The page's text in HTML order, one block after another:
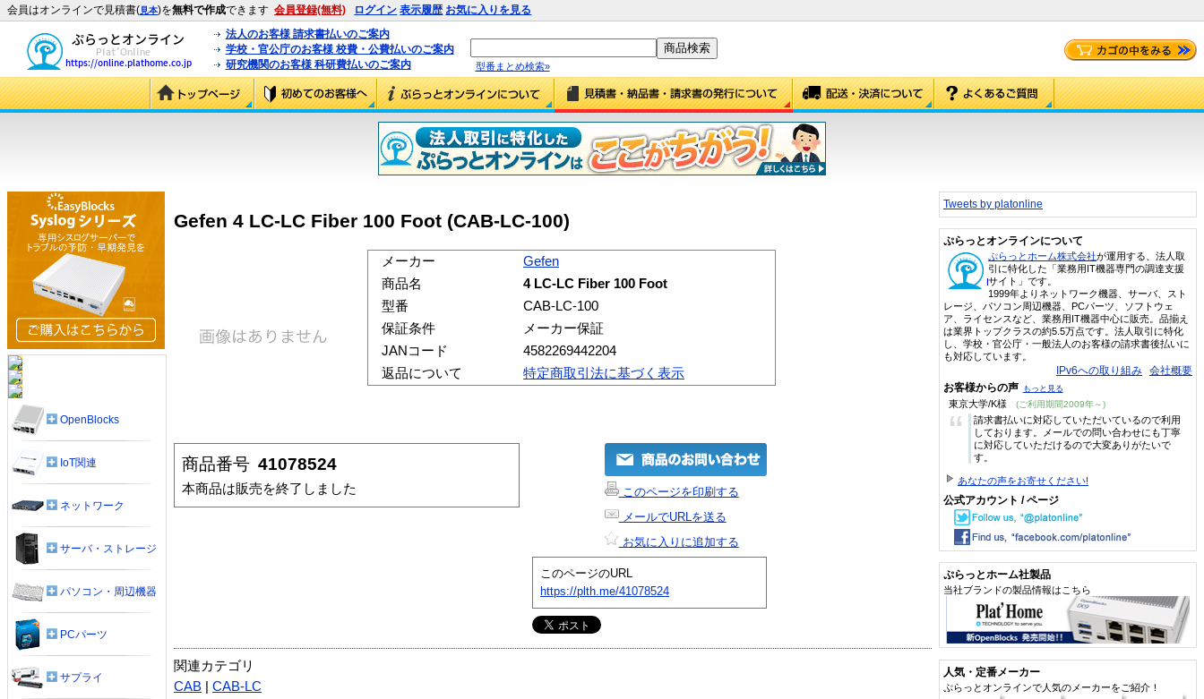
会員はオンラインで見積書(見本)を無料で作成できます 会員登録(無料) ログイン 表示履歴 お気に入りを見る
法人のお客様 請求書払いのご案内
学校・官公庁のお客様 校費・公費払いのご案内
研究機関のお客様 科研費払いのご案内
型番まとめ検索»
Gefen 4 LC-LC Fiber 100 Foot (CAB-LC-100)
メーカー
Gefen
商品名
4 LC-LC Fiber 100 Foot
型番
CAB-LC-100
保証条件
メーカー保証
JANコード
4582269442204
返品について
特定商取引法に基づく表示
商品番号 41078524
本商品は販売を終了しました
このページを印刷する
メールでURLを送る
お気に入りに追加する
このページのURL
https://plth.me/41078524
関連カテゴリ
CAB
CAB-LC
OpenBlocks
IoT関連
ネットワーク
サーバ・ストレージ
パソコン・周辺機器
PCパーツ
サプライ
Tweets by platonline
ぷらっとオンラインについて
ぷらっとホーム株式会社が運用する、法人取
引に特化した「業務用IT機器専門の調達支援
サイト」です。
1999年よりネットワーク機器、サーバ、スト
レージ、パソコン周辺機器、PCパーツ、ソフトウェ
ア、ライセンスなど、業務用IT機器中心に販売。品揃え
は業界トップクラスの約5.5万点です。法人取引に特化
し、学校・官公庁・一般法人のお客様の請求書後払いに
も対応しています。
IPv6への取り組み 会社概要
お客様からの声 もっと見る
東京大学/K様 (ご利用期間2009年～)
“
請求書払いに対応していただいているので利用
しております。メールでの問い合わせにも丁寧
に対応していただけるので大変ありがたいで
す。
あなたの声をお寄せください!
公式アカウント / ページ
ぷらっとホーム社製品
当社ブランドの製品情報はこちら
人気・定番メーカー
ぷらっとオンラインで人気のメーカーをご紹介！